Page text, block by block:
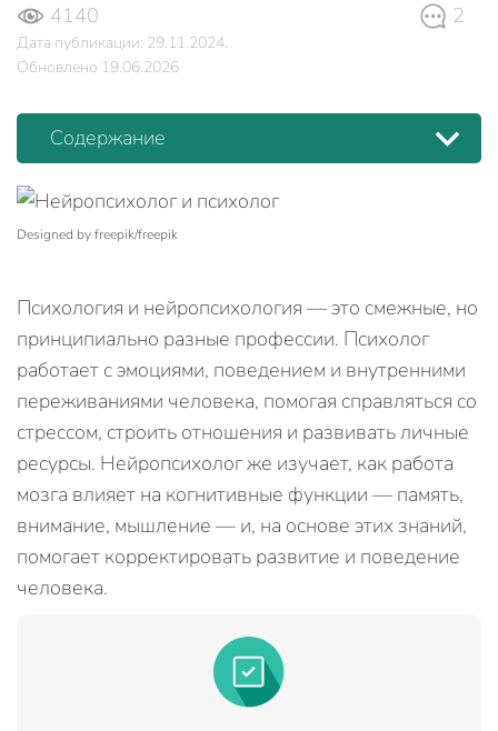
4140 2
Дата публикации: 29.11.2024.
Обновлено 19.06.2026
Содержание
Designed by freepik/freepik
Психология и нейропсихология — это смежные, но
принципиально разные профессии. Психолог
работает с эмоциями, поведением и внутренними
переживаниями человека, помогая справляться со
стрессом, строить отношения и развивать личные
ресурсы. Нейропсихолог же изучает, как работа
мозга влияет на когнитивные функции — память,
внимание, мышление — и, на основе этих знаний,
помогает корректировать развитие и поведение
человека.